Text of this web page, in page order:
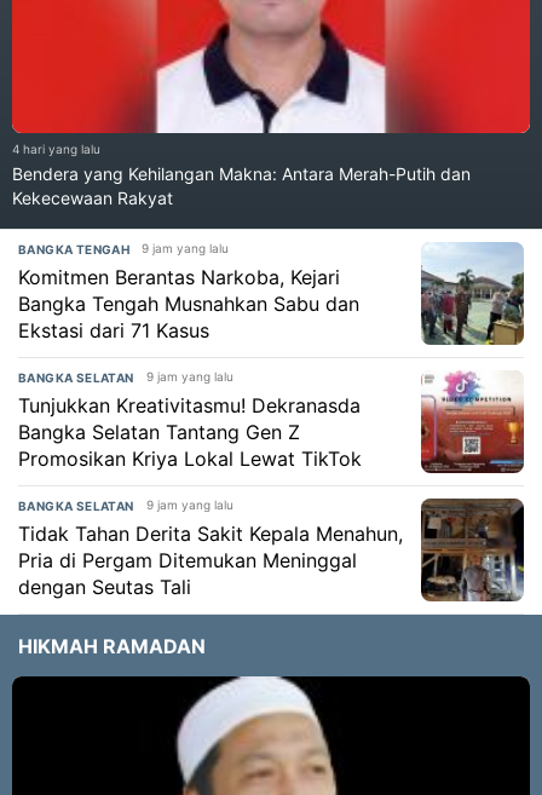
4 hari yang lalu
Bendera yang Kehilangan Makna: Antara Merah-Putih dan
Kekecewaan Rakyat
BANGKA TENGAH 9 jam yang lalu
Komitmen Berantas Narkoba, Kejari
Bangka Tengah Musnahkan Sabu dan
Ekstasi dari 71 Kasus
BANGKA SELATAN 9 jam yang lalu
Tunjukkan Kreativitasmu! Dekranasda
Bangka Selatan Tantang Gen Z
Promosikan Kriya Lokal Lewat TikTok
BANGKA SELATAN 9 jam yang lalu
Tidak Tahan Derita Sakit Kepala Menahun,
Pria di Pergam Ditemukan Meninggal
dengan Seutas Tali
HIKMAH RAMADAN